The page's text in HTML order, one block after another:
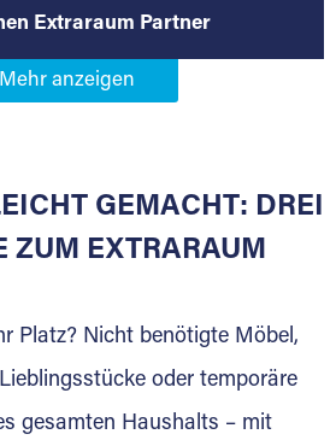
Extraraum Partner
Extraraum Partner in
Lagerraum zur Miete, der
jetzt Extraraum Partner
über das Portal neue
Vermietungen.
Extraraum Partner:
GEMACHT: DREI
ZUM EXTRARAUM
Platz? Nicht benötigte Möbel,
oder temporäre
gesamten Haushalts – mit